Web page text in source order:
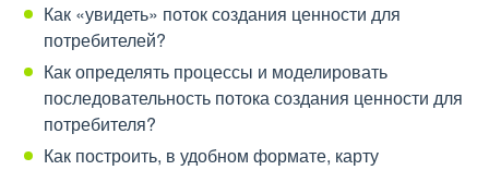
Как «увидеть» поток создания ценности для
потребителей?
Как определять процессы и моделировать
последовательность потока создания ценности для
потребителя?
Как построить, в удобном формате, карту